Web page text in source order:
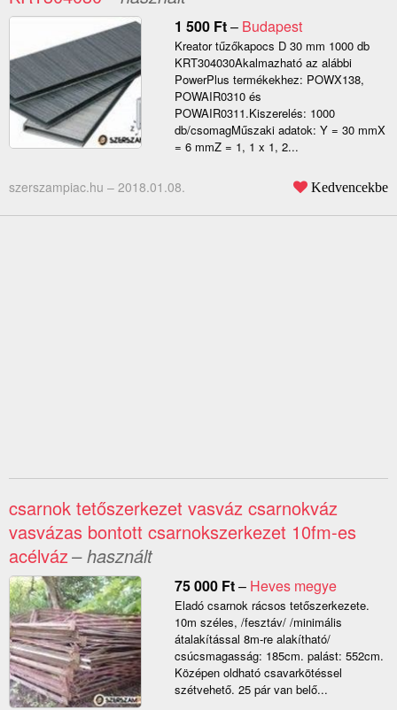
1 500 Ft– Budapest
Kreator tűzőkapocs D 30 mm 1000 db
KRT304030Akalmazható az alábbi
PowerPlus termékekhez: POWX138,
POWAIR0310 és
POWAIR0311.Kiszerelés: 1000
db/csomagMűszaki adatok: Y = 30 mmX
= 6 mmZ = 1, 1 x 1, 2...
szerszampiac.hu – 2018.01.08. Kedvencekbe
csarnok tetőszerkezet vasváz csarnokváz
vasvázas bontott csarnokszerkezet 10fm-es
acélváz– használt
75 000 Ft– Heves megye
Eladó csarnok rácsos tetőszerkezete.
10m széles, /fesztáv/ /minimális
átalakítással 8m-re alakítható/
csúcsmagasság: 185cm. palást: 552cm.
Középen oldható csavarkötéssel
szétvehető. 25 pár van belő...